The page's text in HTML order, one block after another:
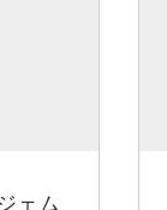
ェム